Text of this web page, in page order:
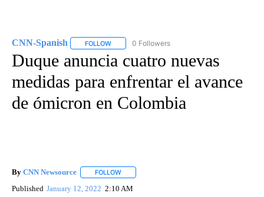
CNN-Spanish FOLLOW FOLLOW "CNN-SPANISH" TO RECEIVE
0 Followers
Duque anuncia cuatro nuevas
medidas para enfrentar el avance
de ómicron en Colombia
By CNN Newsource FOLLOW
Published January 12, 2022 2:10 AM